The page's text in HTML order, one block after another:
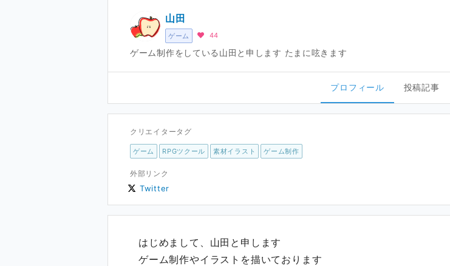
ゲーム
山田
44
ゲーム制作をしている山田と申します たまに呟きます
プロフィール 投稿記事
クリエイタータグ
ゲーム RPGツクール 素材イラスト ゲーム制作
外部リンク
Twitter
はじめまして、山田と申します
ゲーム制作やイラストを描いております